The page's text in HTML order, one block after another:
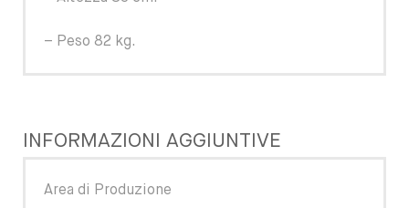
– Peso 82 kg.
INFORMAZIONI AGGIUNTIVE
Area di Produzione